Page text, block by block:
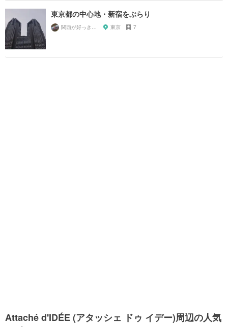
東京都の中心地・新宿をぶらり
東京 7
Attaché d'IDÉE (アタッシェ ドゥ イデー)周辺の人気